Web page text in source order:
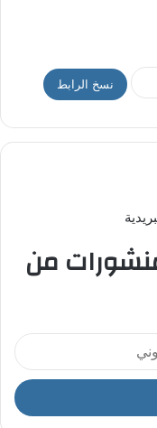
نسخ الرابط
من